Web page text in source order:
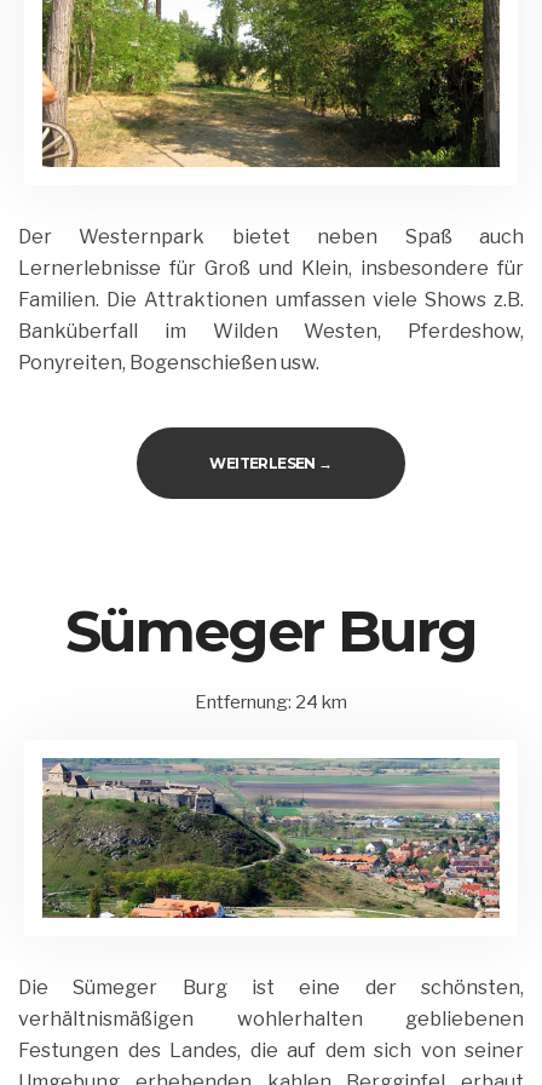
Der Westernpark bietet neben Spaß auch
Lernerlebnisse für Groß und Klein, insbesondere für
Familien. Die Attraktionen umfassen viele Shows z.B.
Banküberfall im Wilden Westen, Pferdeshow,
Ponyreiten, Bogenschießen usw.
WEITERLESEN „WESTERNPARK“
→
Sümeger Burg
15.
Balatonederics
by
Entfernung: 24 km
Die Sümeger Burg ist eine der schönsten,
verhältnismäßigen wohlerhalten gebliebenen
Festungen des Landes, die auf dem sich von seiner